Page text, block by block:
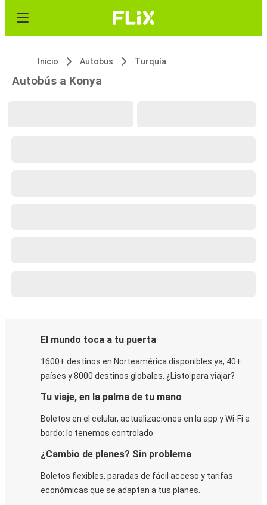
Inicio Autobus Turquía
Autobús a Konya
El mundo toca a tu puerta
1600+ destinos en Norteamérica disponibles ya, 40+
países y 8000 destinos globales. ¿Listo para viajar?
Tu viaje, en la palma de tu mano
Boletos en el celular, actualizaciones en la app y Wi-Fi a
bordo: lo tenemos controlado.
¿Cambio de planes? Sin problema
Boletos flexibles, paradas de fácil acceso y tarifas
económicas que se adaptan a tus planes.